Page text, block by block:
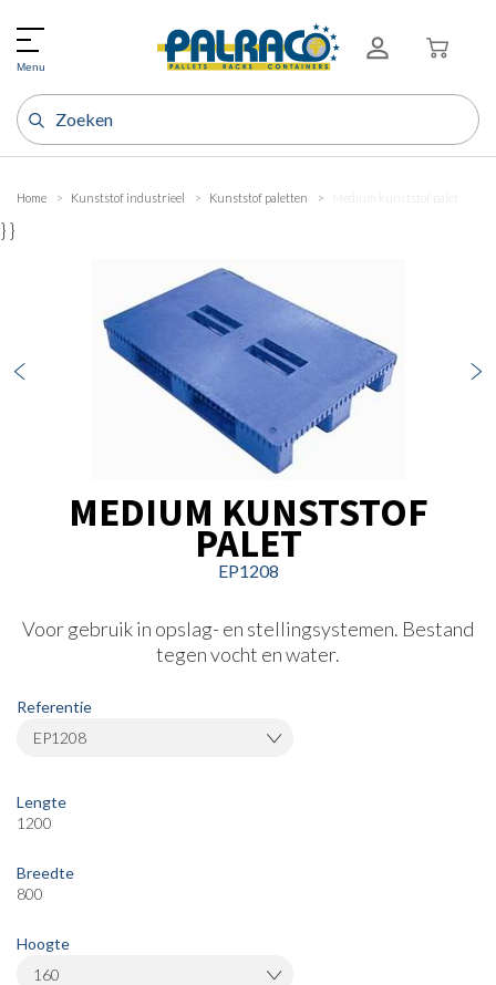
Menu
Home Kunststof industrieel Kunststof paletten
} }
MEDIUM KUNSTSTOF
PALET
EP1208
Voor gebruik in opslag- en stellingsystemen. Bestand
tegen vocht en water.
Referentie
EP1208
Lengte
1200
Breedte
800
Hoogte
160